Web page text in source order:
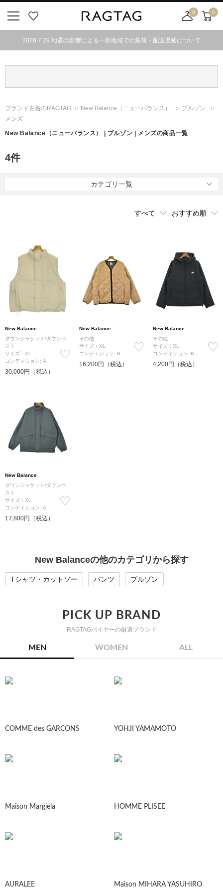
気
0
舗
カ
ト
0
2026.7.29 地震の影響による一部地域での集荷・配送遅延について
ブランド古着のRAGTAG New Balance （ニューバランス）
ブルゾン
メンズ
New Balance （ニューバランス） | ブルゾン | メンズの商品一覧
4件
カテゴリ一覧
New Balance
ダウンジャケット/ダウンベ
スト
サイズ：XL
コンディション: A
30,000円（税込）
New Balance
その他
サイズ：XL
コンディション: B
16,200円（税込）
New Balance
その他
サイズ：XL
コンディション: B
4,200円（税込）
New Balance
ダウンジャケット/ダウンベ
スト
サイズ：XL
コンディション: A
17,800円（税込）
New Balanceの他のカテゴリから探す
Tシャツ・カットソー パンツ ブルゾン
PICK UP BRAND
RAGTAGバイヤーの厳選ブランド
MEN WOMEN ALL
COMME des GARCONS YOHJI YAMAMOTO
Maison Margiela HOMME PLISEE
AURALEE Maison MIHARA YASUHIRO